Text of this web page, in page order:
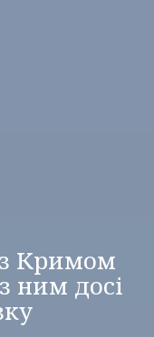
Кримом
ним досі